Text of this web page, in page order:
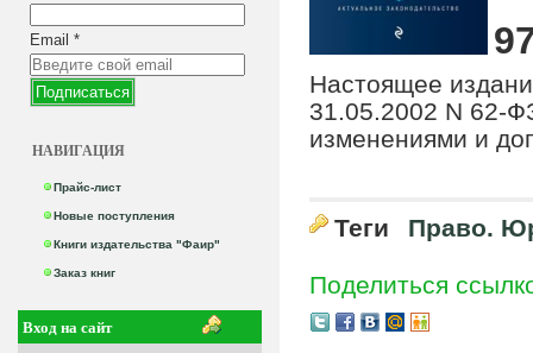
Email *
НАВИГАЦИЯ
Прайс-лист
Новые поступления
Книги издательства "Фаир"
Заказ книг
Вход на сайт
Настоящее
31.05.2002 N 62-
изменениями и
Теги Право.
Поделиться